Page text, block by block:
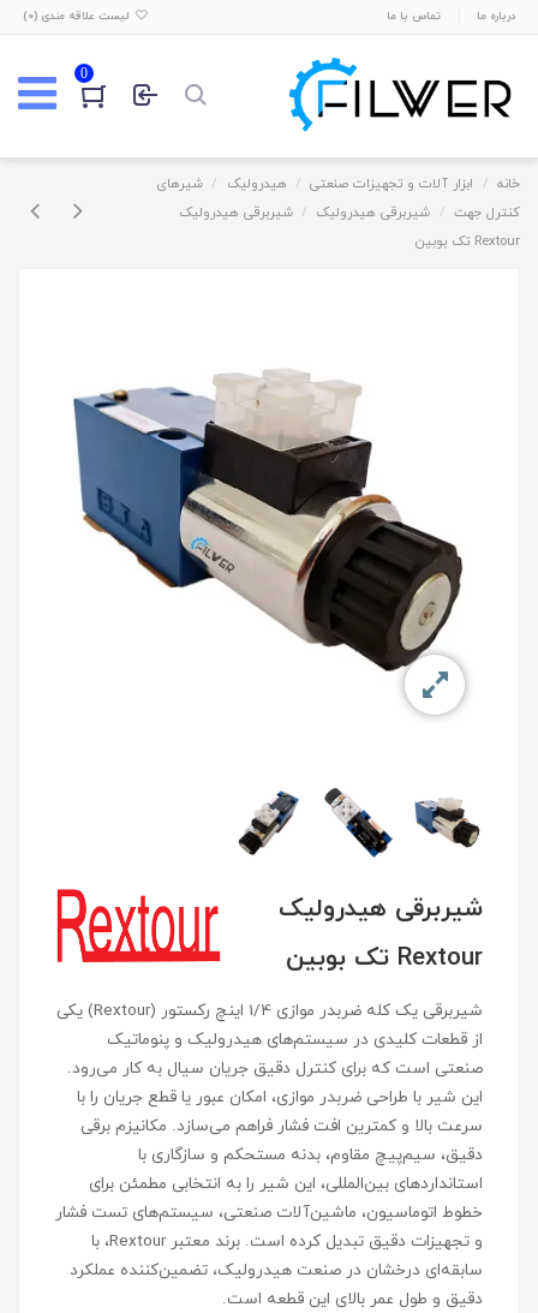
درباره ما تماس با ما لیست علاقه مندی (0
)
0
خانه ابزار آلات و تجهیزات صنعتی هیدرولیک
شیرهای
کنترل جهت
شیربرقی هیدرولیک
شیربرقی هیدرولیک
Rextour تک بوبین
شیربرقی هیدرولیک
Rextour تک بوبین
شیربرقی یک‌ کله ضربدر موازی 1/4 اینچ رکستور (Rextour) یکی
از قطعات کلیدی در سیستم‌های هیدرولیک و پنوماتیک
صنعتی است که برای کنترل دقیق جریان سیال به کار می‌رود.
این شیر با طراحی ضربدر موازی، امکان عبور یا قطع جریان را با
سرعت بالا و کمترین افت فشار فراهم می‌سازد. مکانیزم برقی
دقیق، سیم‌پیچ مقاوم، بدنه مستحکم و سازگاری با
استانداردهای بین‌المللی، این شیر را به انتخابی مطمئن برای
خطوط اتوماسیون، ماشین‌آلات صنعتی، سیستم‌های تست فشار
و تجهیزات دقیق تبدیل کرده است. برند معتبر Rextour، با
سابقه‌ای درخشان در صنعت هیدرولیک، تضمین‌کننده عملکرد
دقیق و طول عمر بالای این قطعه است.